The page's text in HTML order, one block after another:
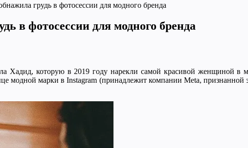
грудь в фотосессии для модного бренда
в фотосессии для модного бренда
Хадид, которую в 2019 году нарекли самой красивой женщиной в
модной марки в Instagram (принадлежит компании Meta, признанной